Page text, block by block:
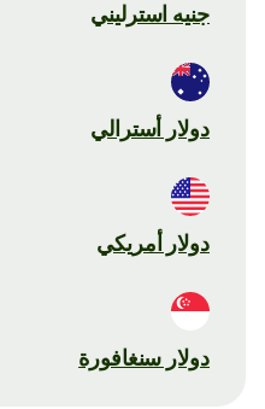
جنيه استرليني
دولار أسترالي
دولار أمريكي
دولار سنغافورة